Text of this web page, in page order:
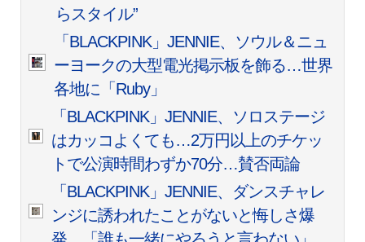
らスタイル”
「BLACKPINK」JENNIE、ソウル＆ニュ
ーヨークの大型電光掲示板を飾る…世界
各地に「Ruby」
「BLACKPINK」JENNIE、ソロステージ
はカッコよくても…2万円以上のチケッ
トで公演時間わずか70分…賛否両論
「BLACKPINK」JENNIE、ダンスチャレ
ンジに誘われたことがないと悔しさ爆